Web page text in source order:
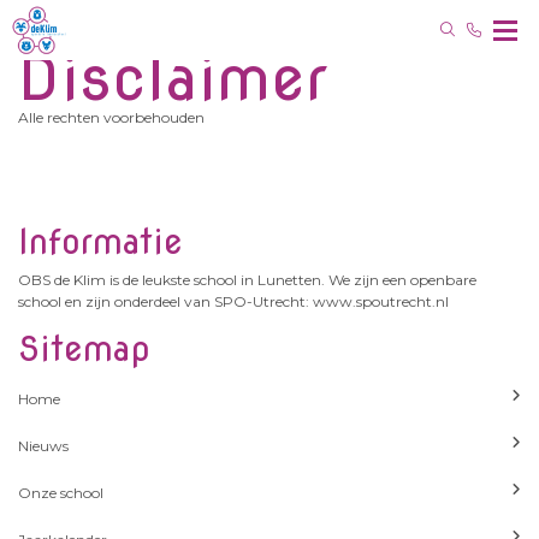
Disclaimer
Alle rechten voorbehouden
Informatie
OBS de Klim is de leukste school in Lunetten. We zijn een openbare
school en zijn onderdeel van SPO-Utrecht: www.spoutrecht.nl
Sitemap
Home
Nieuws
Onze school